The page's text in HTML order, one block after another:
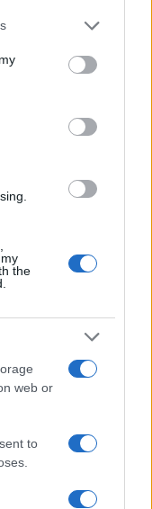
or more Google
You may click to
party tags to
in below Google
the
web or
to
clou della
tra calcio,
toscano e
sui motori. In
metodico
di appunti del